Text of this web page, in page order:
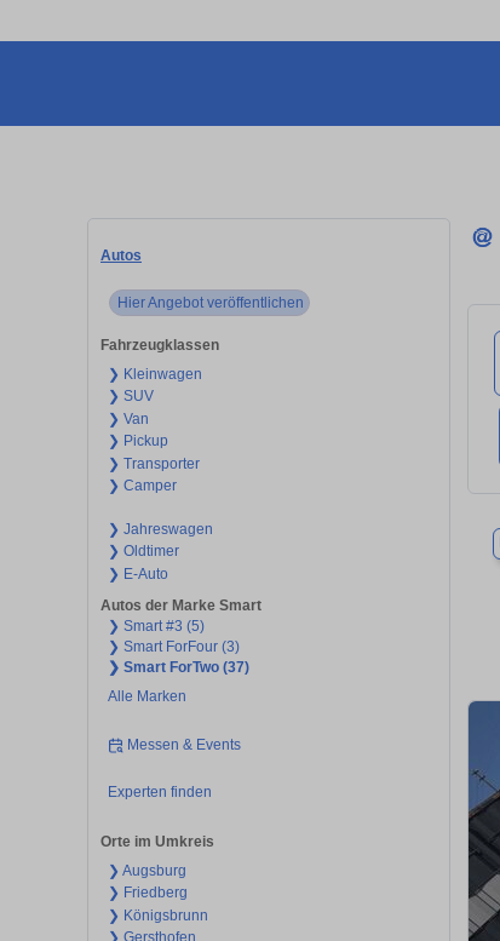
Autos
Hier Angebot veröffentlichen
Fahrzeugklassen
❯ Kleinwagen
❯ SUV
❯ Van
❯ Pickup
❯ Transporter
❯ Camper
❯ Jahreswagen
❯ Oldtimer
❯ E-Auto
Autos der Marke Smart
❯ Smart #3 (5)
❯ Smart ForFour (3)
❯ Smart ForTwo (37)
Alle Marken
Messen & Events
Experten finden
Orte im Umkreis
❯ Augsburg
❯ Friedberg
❯ Königsbrunn
❯ Gersthofen